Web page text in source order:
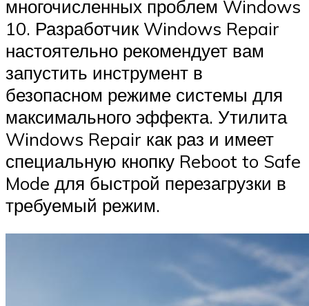
многочисленных проблем Windows
10. Разработчик Windows Repair
настоятельно рекомендует вам
запустить инструмент в
безопасном режиме системы для
максимального эффекта. Утилита
Windows Repair как раз и имеет
специальную кнопку Reboot to Safe
Mode для быстрой перезагрузки в
требуемый режим.